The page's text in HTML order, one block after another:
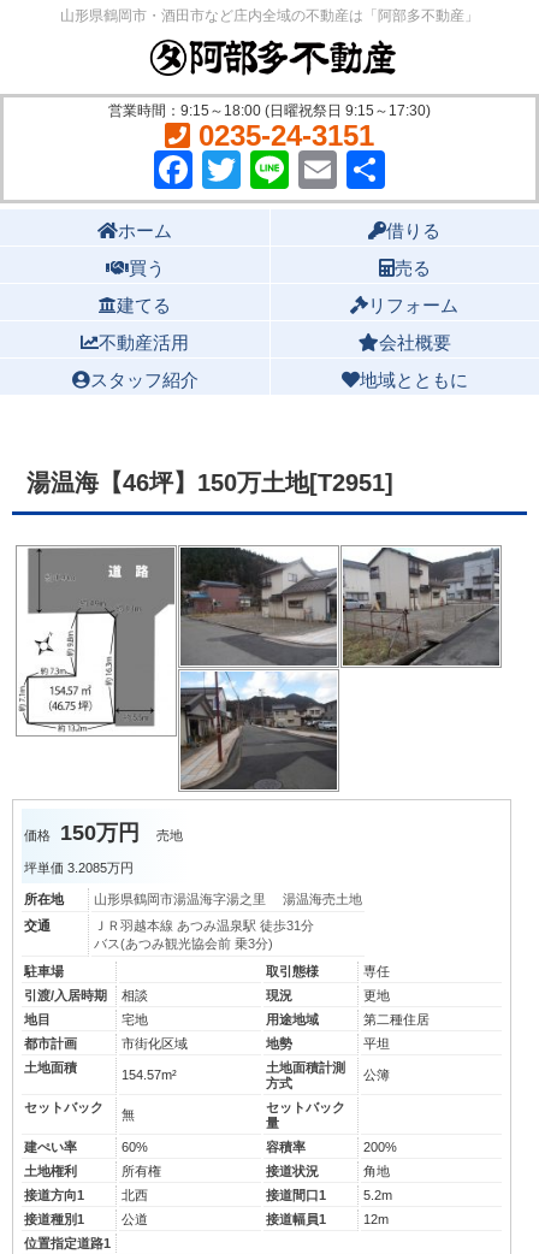
山形県鶴岡市・酒田市など庄内全域の不動産は「阿部多不動産」
営業時間：9:15～18:00 (日曜祝祭日 9:15～17:30)
0235-24-3151
Facebook
Twitter
LineEmail
有
ホーム
借りる
買う
売る
建てる
リフォーム
不動産活用
会社概要
スタッフ紹介
地域とともに
湯温海【46坪】150万土地[T2951]
価格 150万円 売地
坪単価 3.2085万円
所在地
山形県鶴岡市湯温海字湯之里 湯温海売土地
交通
ＪＲ羽越本線 あつみ温泉駅 徒歩31分
バス(あつみ観光協会前 乗3分)
駐車場
取引態様
専任
引渡/入居時期
相談 現況
更地
地目
宅地 用途地域
第二種住居
都市計画
市街化区域 地勢
平坦
土地面積
154.57m²
土地面積計測
方式
公簿
セットバック 無
セットバック
量
建ぺい率
60% 容積率
200%
土地権利
所有権 接道状況
角地
接道方向1
北西 接道間口1
5.2m
接道種別1
公道 接道幅員1
12m
位置指定道路1